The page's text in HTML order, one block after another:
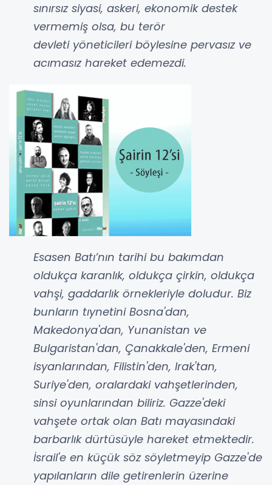
sınırsız siyasi, askeri, ekonomik destek
vermemiş olsa, bu terör
devleti yöneticileri böylesine pervasız ve
acımasız hareket edemezdi.
Esasen Batı’nın tarihi bu bakımdan
oldukça karanlık, oldukça çirkin, oldukça
vahşi, gaddarlık örnekleriyle doludur. Biz
bunların tıynetini Bosna'dan,
Makedonya'dan, Yunanistan ve
Bulgaristan'dan, Çanakkale'den, Ermeni
isyanlarından, Filistin'den, Irak'tan,
Suriye'den, oralardaki vahşetlerinden,
sinsi oyunlarından biliriz. Gazze'deki
vahşete ortak olan Batı mayasındaki
barbarlık dürtüsüyle hareket etmektedir.
İsrail'e en küçük söz söyletmeyip Gazze'de
yapılanların dile getirenlerin üzerine